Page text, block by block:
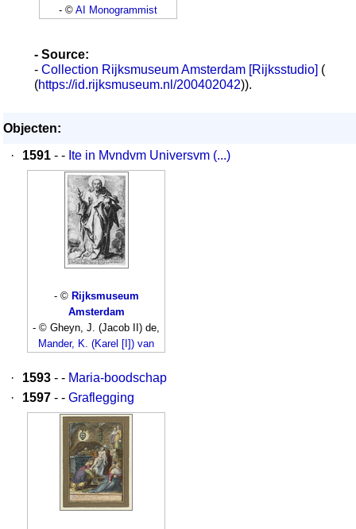
- © AI Monogrammist
- Source:
- Collection Rijksmuseum Amsterdam [Rijksstudio] (
(https://id.rijksmuseum.nl/200402042)).
Objecten:
·
1591 - - Ite in Mvndvm Universvm (...)
- © Rijksmuseum
Amsterdam
- © Gheyn, J. (Jacob II) de,
Mander, K. (Karel [I]) van
· 1593 - - Maria-boodschap
·
1597 - - Graflegging